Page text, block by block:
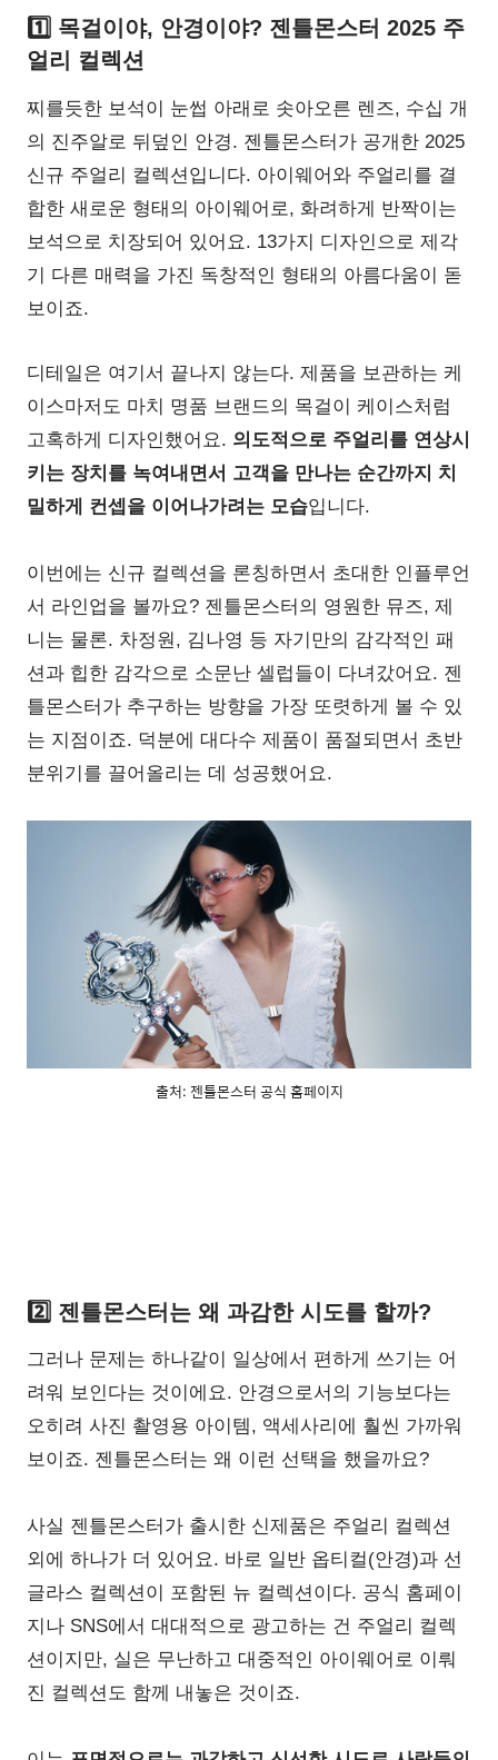
1️⃣ 목걸이야, 안경이야? 젠틀몬스터 2025 주
얼리 컬렉션
찌를듯한 보석이 눈썹 아래로 솟아오른 렌즈, 수십 개
의 진주알로 뒤덮인 안경. 젠틀몬스터가 공개한 2025
신규 주얼리 컬렉션입니다. 아이웨어와 주얼리를 결
합한 새로운 형태의 아이웨어로, 화려하게 반짝이는
보석으로 치장되어 있어요. 13가지 디자인으로 제각
기 다른 매력을 가진 독창적인 형태의 아름다움이 돋
보이죠.
디테일은 여기서 끝나지 않는다. 제품을 보관하는 케
이스마저도 마치 명품 브랜드의 목걸이 케이스처럼
고혹하게 디자인했어요. 의도적으로 주얼리를 연상시
키는 장치를 녹여내면서 고객을 만나는 순간까지 치
밀하게 컨셉을 이어나가려는 모습입니다.
이번에는 신규 컬렉션을 론칭하면서 초대한 인플루언
서 라인업을 볼까요? 젠틀몬스터의 영원한 뮤즈, 제
니는 물론. 차정원, 김나영 등 자기만의 감각적인 패
션과 힙한 감각으로 소문난 셀럽들이 다녀갔어요. 젠
틀몬스터가 추구하는 방향을 가장 또렷하게 볼 수 있
는 지점이죠. 덕분에 대다수 제품이 품절되면서 초반
분위기를 끌어올리는 데 성공했어요.
출처: 젠틀몬스터 공식 홈페이지
2️⃣ 젠틀몬스터는 왜 과감한 시도를 할까?
그러나 문제는 하나같이 일상에서 편하게 쓰기는 어
려워 보인다는 것이에요. 안경으로서의 기능보다는
오히려 사진 촬영용 아이템, 액세사리에 훨씬 가까워
보이죠. 젠틀몬스터는 왜 이런 선택을 했을까요?
사실 젠틀몬스터가 출시한 신제품은 주얼리 컬렉션
외에 하나가 더 있어요. 바로 일반 옵티컬(안경)과 선
글라스 컬렉션이 포함된 뉴 컬렉션이다. 공식 홈페이
지나 SNS에서 대대적으로 광고하는 건 주얼리 컬렉
션이지만, 실은 무난하고 대중적인 아이웨어로 이뤄
진 컬렉션도 함께 내놓은 것이죠.